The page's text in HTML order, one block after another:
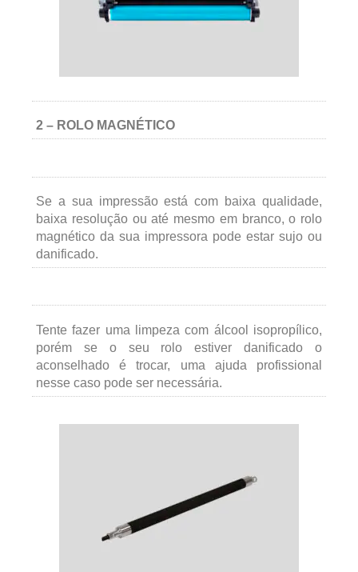
2 – ROLO MAGNÉTICO
Se a sua impressão está com baixa qualidade,
baixa resolução ou até mesmo em branco, o rolo
magnético da sua impressora pode estar sujo ou
danificado.
Tente fazer uma limpeza com álcool isopropílico,
porém se o seu rolo estiver danificado o
aconselhado é trocar, uma ajuda profissional
nesse caso pode ser necessária.